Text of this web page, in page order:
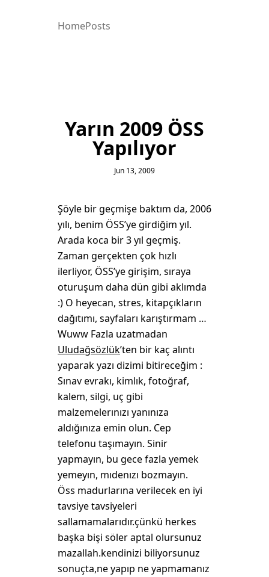
HomePosts
Yarın 2009 ÖSS
Yapılıyor
Jun 13, 2009
Şöyle bir geçmişe baktım da, 2006
yılı, benim ÖSS’ye girdiğim yıl.
Arada koca bir 3 yıl geçmiş.
Zaman gerçekten çok hızlı
ilerliyor, ÖSS’ye girişim, sıraya
oturuşum daha dün gibi aklımda
:) O heyecan, stres, kitapçıkların
dağıtımı, sayfaları karıştırmam …
Wuww Fazla uzatmadan
Uludağsözlük’ten bir kaç alıntı
yaparak yazı dizimi bitireceğim :
Sınav evrakı, kimlık, fotoğraf,
kalem, silgi, uç gibi
malzemelerınızı yanınıza
aldığınıza emin olun. Cep
telefonu taşımayın. Sinir
yapmayın, bu gece fazla yemek
yemeyın, mıdenızı bozmayın.
Öss madurlarına verilecek en iyi
tavsiye tavsiyeleri
sallamamalarıdır.çünkü herkes
başka bişi söler aptal olursunuz
mazallah.kendinizi biliyorsunuz
sonuçta,ne yapıp ne yapmamanız